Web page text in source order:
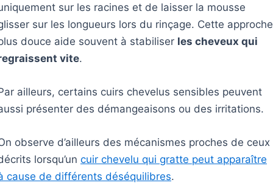
sur les racines et de laisser la mousse
sur les longueurs lors du rinçage. Cette approche
douce aide souvent à stabiliser les cheveux qui
vite.
ailleurs, certains cuirs chevelus sensibles peuvent
présenter des démangeaisons ou des irritations.
observe d’ailleurs des mécanismes proches de ceux
lorsqu’un cuir chevelu qui gratte peut apparaître
cause de différents déséquilibres.